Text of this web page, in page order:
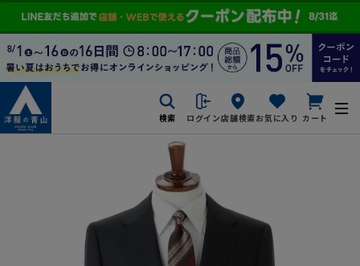
検索 ログイン店舗検索お気に入り カート